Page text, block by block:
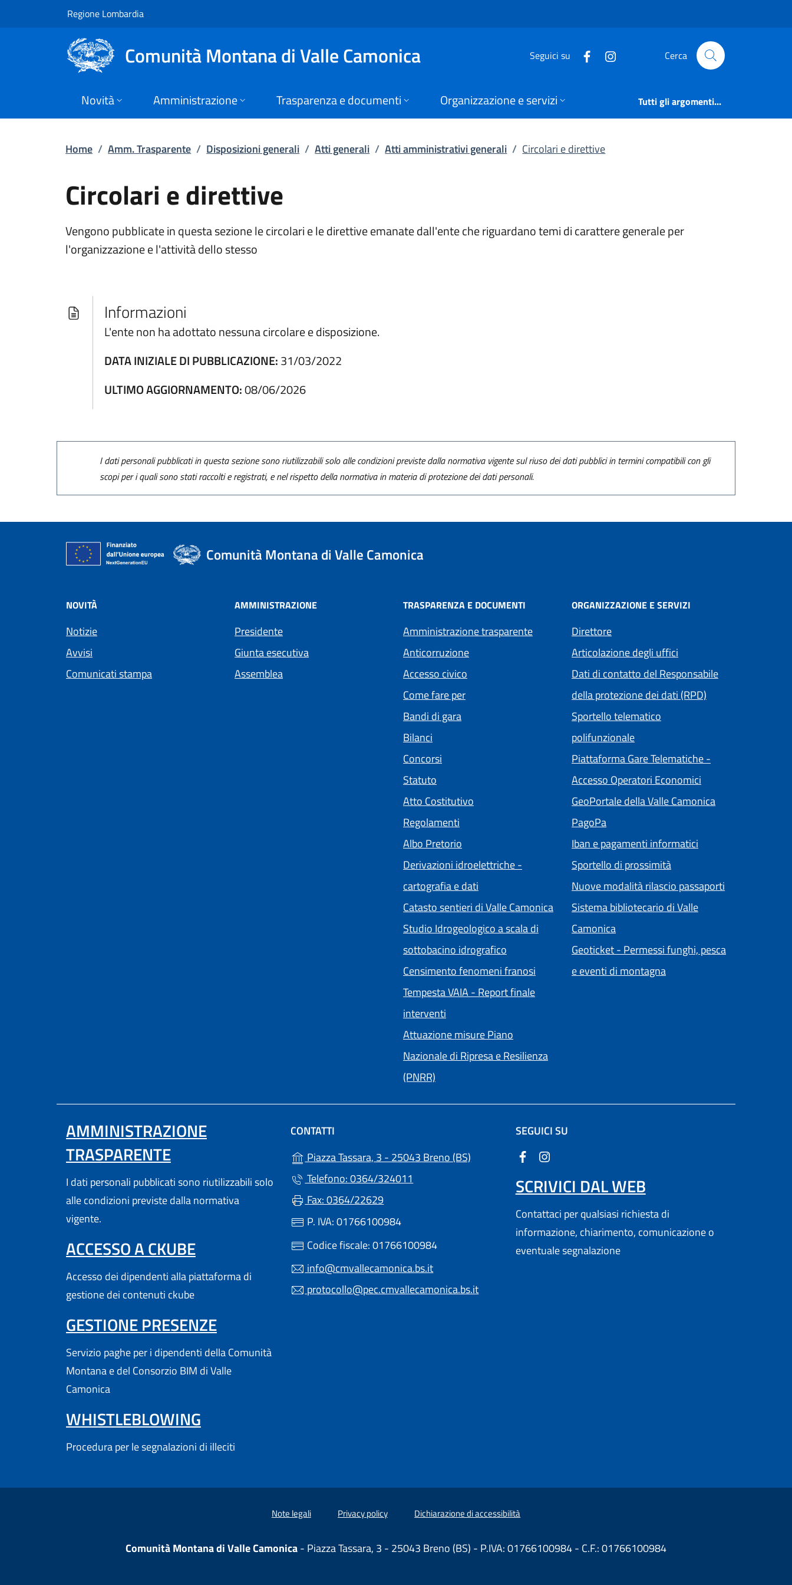
Vai al contenuto principale
Circolari e direttive | Atti amministrativi generali | Atti
Regione Lombardia(apre in un'altra scheda).
Comunità Montana di Valle Camonica Seguici su Cerca
Novità Amministrazione Trasparenza e documenti Organizzazione e servizi Tutti gli argomenti...
Home / Amm. Trasparente / Disposizioni generali / Atti generali / Atti amministrativi generali / Circolari e direttive
Circolari e direttive
Vengono pubblicate in questa sezione le circolari e le direttive emanate dall'ente che riguardano temi di carattere generale per
l'organizzazione e l'attività dello stesso
Informazioni
L'ente non ha adottato nessuna circolare e disposizione.
DATA INIZIALE DI PUBBLICAZIONE:31/03/2022
ULTIMO AGGIORNAMENTO:08/06/2026
I dati personali pubblicati in questa sezione sono riutilizzabili solo alle condizioni previste dalla normativa vigente sul riuso dei dati pubblici in termini compatibili con gli
scopi per i quali sono stati raccolti e registrati, e nel rispetto della normativa in materia di protezione dei dati personali.
Comunità Montana di Valle Camonica
NOVITÀ
Notizie
Avvisi
Comunicati stampa
AMMINISTRAZIONE
Presidente
Giunta esecutiva
Assemblea
TRASPARENZA E DOCUMENTI
Amministrazione trasparente
Anticorruzione
Accesso civico
Come fare per
Bandi di gara
Bilanci
Concorsi
Statuto
Atto Costitutivo (apre in un'altra scheda).
Regolamenti
Albo Pretorio
Derivazioni idroelettriche -
cartografia e dati
Catasto sentieri di Valle Camonica
Studio Idrogeologico a scala di
sottobacino idrografico
Censimento fenomeni franosi
Tempesta VAIA - Report finale
interventi
Attuazione misure Piano
Nazionale di Ripresa e Resilienza
(PNRR)
ORGANIZZAZIONE E SERVIZI
Direttore
Articolazione degli uffici
Dati di contatto del Responsabile
della protezione dei dati (RPD)
Sportello telematico
polifunzionale
Piattaforma Gare Telematiche -
Accesso Operatori Economici
GeoPortale della Valle Camonica
PagoPa
Iban e pagamenti informatici
Sportello di prossimità
Nuove modalità rilascio passaporti
Sistema bibliotecario di Valle
Camonica
Geoticket - Permessi funghi, pesca
e eventi di montagna
AMMINISTRAZIONE
TRASPARENTE
I dati personali pubblicati sono riutilizzabili solo
alle condizioni previste dalla normativa
vigente.
ACCESSO A CKUBE(APRE IN UN'ALTRA SCHEDA).
Accesso dei dipendenti alla piattaforma di
gestione dei contenuti ckube
GESTIONE PRESENZE(APRE IN UN'ALTRA SCHEDA).
Servizio paghe per i dipendenti della Comunità
Montana e del Consorzio BIM di Valle
Camonica
WHISTLEBLOWING
Procedura per le segnalazioni di illeciti
CONTATTI
Piazza Tassara, 3 - 25043 Breno (BS) (apre in un'altra scheda).
Telefono: 0364/324011
Fax: 0364/22629
P. IVA: 01766100984
Codice fiscale: 01766100984
info@cmvallecamonica.bs.it
protocollo@pec.cmvallecamonica.bs.it
SEGUICI SU
SCRIVICI DAL WEB
Contattaci per qualsiasi richiesta di
informazione, chiarimento, comunicazione o
eventuale segnalazione
Note legali Privacy policy Dichiarazione di accessibilità
Comunità Montana di Valle Camonica- Piazza Tassara, 3 - 25043 Breno (BS) - P.IVA: 01766100984 - C.F.: 01766100984